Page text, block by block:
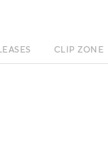
CLIP ZONE